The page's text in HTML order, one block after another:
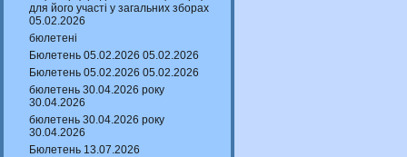
для його участі у загальних зборах
05.02.2026
бюлетені
Бюлетень 05.02.2026 05.02.2026
Бюлетень 05.02.2026 05.02.2026
бюлетень 30.04.2026 року
30.04.2026
бюлетень 30.04.2026 року
30.04.2026
Бюлетень 13.07.2026